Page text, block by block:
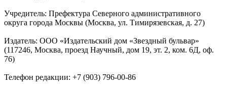
Учредитель: Префектура Северного административного
округа города Москвы (Москва, ул. Тимирязевская, д. 27)
Издатель: ООО «Издательский дом «Звездный бульвар»
(117246, Москва, проезд Научный, дом 19, эт. 2, ком. 6Д, оф.
76)
Телефон редакции: +7 (903) 796-00-86